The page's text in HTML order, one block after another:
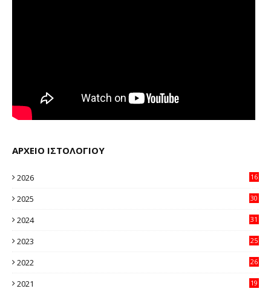
ΑΡΧΕΙΟ ΙΣΤΟΛΟΓΙΟΥ
2026
16
2025
30
2024
31
2023
25
2022
26
2021
19